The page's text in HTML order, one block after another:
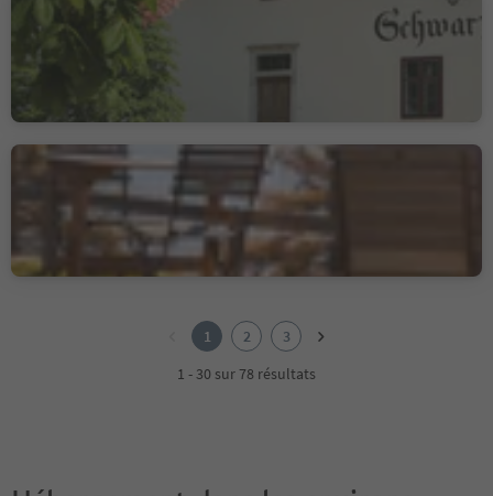
Restaurant Schwarz Adler
Cortaccia s.S.d.V./Kurtatsch, Kurtatsch an der Weinstraße/Cortaccia sulla Strada del Vino, Alto Adige Wine Road
Albergo Zirmerhof
Redagno/Radein, Aldein/Aldino
1 2
3
1 - 30 sur 78 résultats